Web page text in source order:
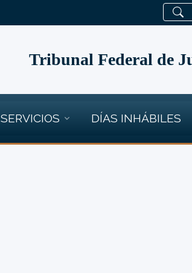
Tribunal Federal de
SERVICIOS DÍAS INHÁBILES